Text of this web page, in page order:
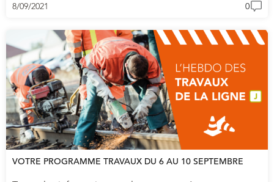
8/09/2021 0
VOTRE PROGRAMME TRAVAUX DU 6 AU 10 SEPTEMBRE